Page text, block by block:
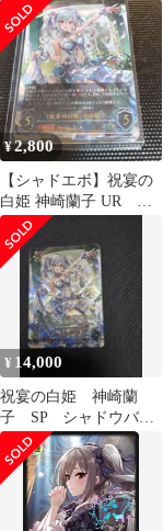
¥2,800
【シャドエボ】祝宴の
白姫 神崎蘭子 UR
他、GR箔押しサイン入
り 4枚セット
¥ 14,000
祝宴の白姫 神崎蘭
子 SP シャドウバー
ス エボルヴ